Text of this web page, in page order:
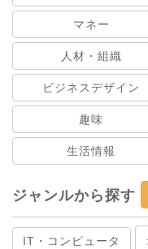
マネー
人材・組織
ビジネスデザイン
趣味
生活情報
ジャンルから探す
IT・コンピュータ